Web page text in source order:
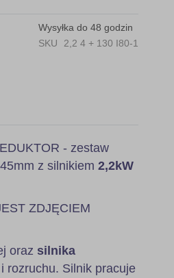
Wysyłka do 48 godzin
SKU
2,2 4 + 130 I80-1
- zestaw
z silnikiem 2,2kW
ZDJĘCIEM
oraz silnika
rozruchu. Silnik pracuje